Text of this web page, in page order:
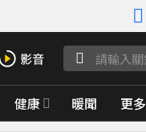
健康 暖聞 更多